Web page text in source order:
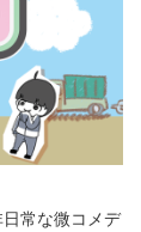
常な微コメデ